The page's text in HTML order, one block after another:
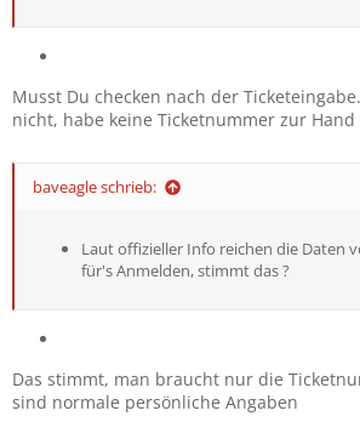
Musst Du checken nach der
nicht, habe keine Ticketnummer zur Hand
baveagle schrieb:
Laut offizieller Info reichen die Daten
für's Anmelden, stimmt das ?
Das stimmt, man braucht nur die
sind normale persönliche Angaben